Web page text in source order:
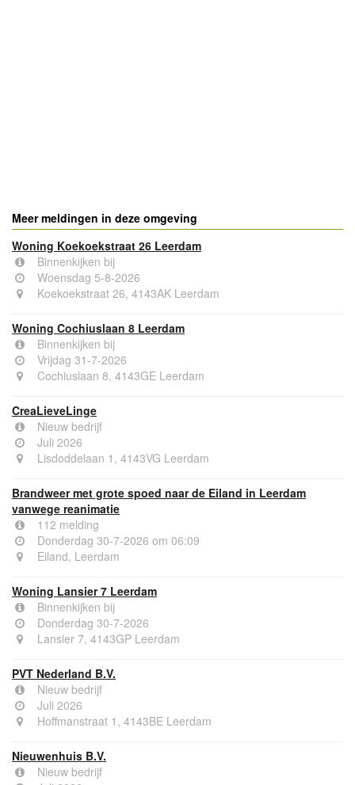
Meer meldingen in deze omgeving
Woning Koekoekstraat 26 Leerdam
Binnenkijken bij
Woensdag 5-8-2026
Koekoekstraat 26, 4143AK Leerdam
Woning Cochiuslaan 8 Leerdam
Binnenkijken bij
Vrijdag 31-7-2026
Cochiuslaan 8, 4143GE Leerdam
CreaLieveLinge
Nieuw bedrijf
Juli 2026
Lisdoddelaan 1, 4143VG Leerdam
Brandweer met grote spoed naar de Eiland in Leerdam
vanwege reanimatie
112 melding
Donderdag 30-7-2026 om 06:09
Eiland, Leerdam
Woning Lansier 7 Leerdam
Binnenkijken bij
Donderdag 30-7-2026
Lansier 7, 4143GP Leerdam
PVT Nederland B.V.
Nieuw bedrijf
Juli 2026
Hoffmanstraat 1, 4143BE Leerdam
Nieuwenhuis B.V.
Nieuw bedrijf